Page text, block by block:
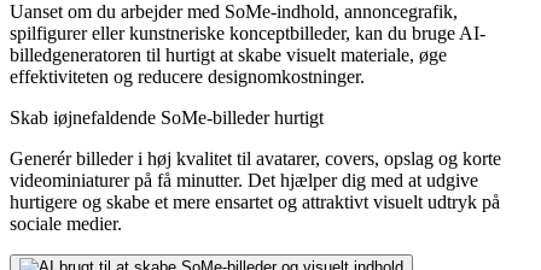
Uanset om du arbejder med SoMe-indhold, annoncegrafik,
spilfigurer eller kunstneriske konceptbilleder, kan du bruge AI-
billedgeneratoren til hurtigt at skabe visuelt materiale, øge
effektiviteten og reducere designomkostninger.
Skab iøjnefaldende SoMe-billeder hurtigt
Generér billeder i høj kvalitet til avatarer, covers, opslag og korte
videominiaturer på få minutter. Det hjælper dig med at udgive
hurtigere og skabe et mere ensartet og attraktivt visuelt udtryk på
sociale medier.